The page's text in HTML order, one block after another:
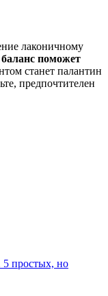
лаконичному
баланс поможет
станет палантин
предпочтителен
простых, но